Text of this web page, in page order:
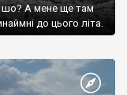
шо? А мене ще там
до цього літа.